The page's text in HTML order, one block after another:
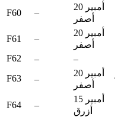
F60 –
20 أمبير
أصفر
F61 –
20 أمبير
أصفر
F62
– –
F63
–
20 أمبير
أصفر
F64
–
15 أمبير
أزرق